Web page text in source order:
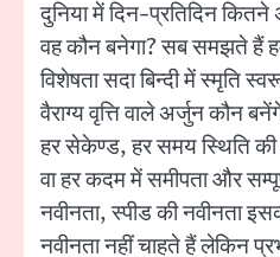
दुनिया में दिन-प्रतिदिन
वह कौन बनेगा? सब समझते हैं
विशेषता सदा बिन्दी में स्मृति
वैराग्य वृत्ति वाले अर्जुन कौन
हर सेकेण्ड, हर समय स्थिति
वा हर कदम में समीपता और
नवीनता, स्पीड की नवीनता
नवीनता नहीं चाहते हैं लेकिन